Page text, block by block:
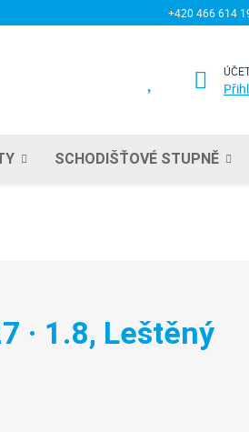
+420 466 614
SCHODIŠŤOVÉ STUPNĚ
· 1.8, Leštěný